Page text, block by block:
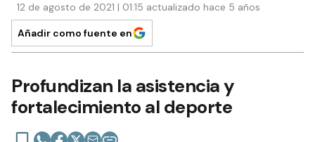
12 de agosto de 2021 | 01:15 actualizado hace 5 años
Añadir como fuente en
Profundizan la asistencia y
fortalecimiento al deporte